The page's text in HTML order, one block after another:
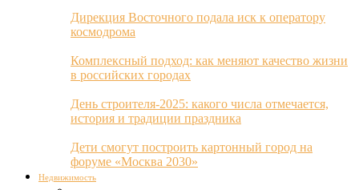
Дирекция Восточного подала иск к оператору
космодрома
Комплексный подход: как меняют качество жизни
в российских городах
День строителя-2025: какого числа отмечается,
история и традиции праздника
Дети смогут построить картонный город на
форуме «Москва 2030»
Недвижимость